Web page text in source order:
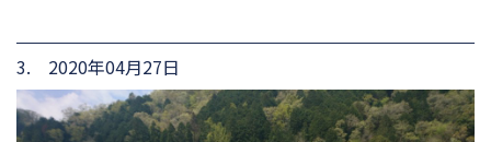
3. 2020年04月27日